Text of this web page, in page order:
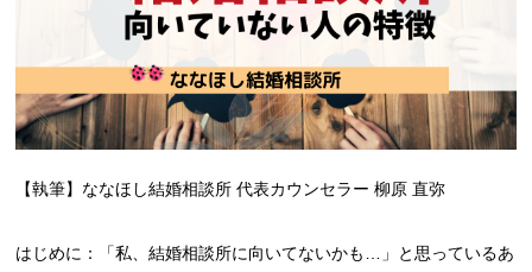
【執筆】ななほし結婚相談所 代表カウンセラー 柳原 直弥
はじめに：「私、結婚相談所に向いてないかも…」と思っているあ